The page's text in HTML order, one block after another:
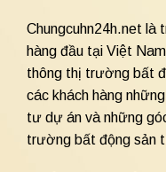
Chungcuhn24h.net là
hàng đầu tại Việt
thông thị trường bất
các khách hàng
tư dự án và những
trường bất động sản